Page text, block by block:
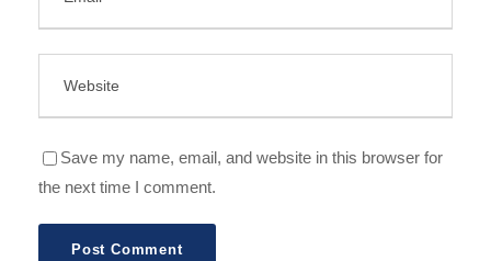
Save my name, email, and website in this browser for
the next time I comment.